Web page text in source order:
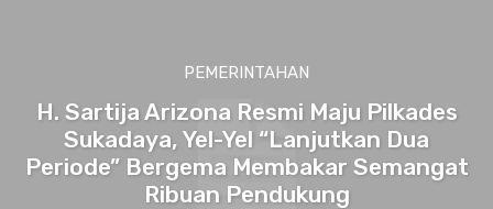
PEMERINTAHAN
H. Sartija Arizona Resmi Maju Pilkades
Sukadaya, Yel-Yel “Lanjutkan Dua
Periode” Bergema Membakar Semangat
Ribuan Pendukung